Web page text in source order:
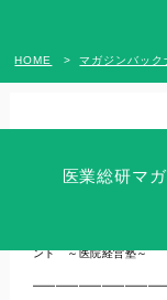
医業総研マ
HOME マガジンバック
2011年6
ント ～医院経営塾～